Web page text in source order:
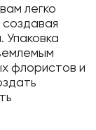
легко
Упаковка
флористов и